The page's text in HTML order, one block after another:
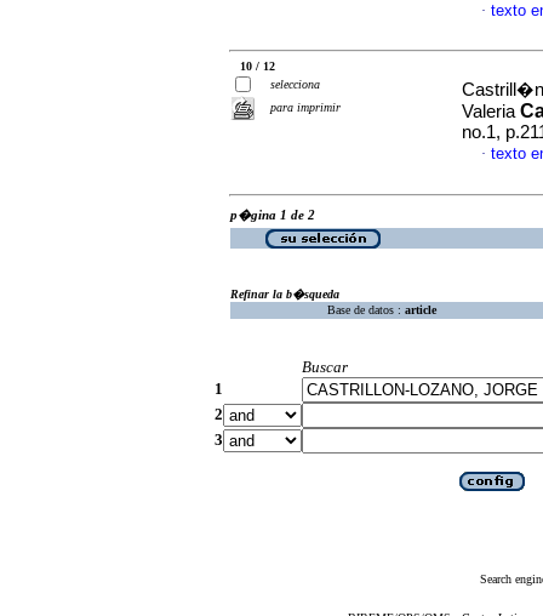
· texto
10 / 12
selecciona
para imprimir
Valeria
no.1,
· texto
p�gina 1 de 2
Refinar la b�squeda
Base de datos : article
Buscar
1
2
3
Search